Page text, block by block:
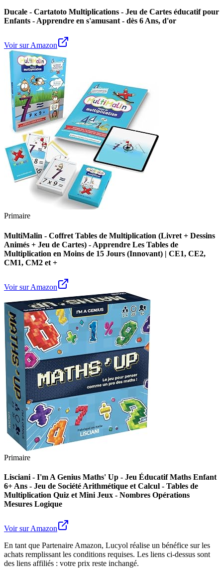
Ducale - Cartatoto Multiplications - Jeu de Cartes éducatif pour
Enfants - Apprendre en s'amusant - dès 6 Ans, d'or
Voir sur Amazon
Primaire
MultiMalin - Coffret Tables de Multiplication (Livret + Dessins
Animés + Jeu de Cartes) - Apprendre Les Tables de
Multiplication en Moins de 15 Jours (Innovant) | CE1, CE2,
CM1, CM2 et +
Voir sur Amazon
Primaire
Lisciani - I'm A Genius Maths' Up - Jeu Éducatif Maths Enfant
6+ Ans - Jeu de Société Arithmétique et Calcul - Tables de
Multiplication Quiz et Mini Jeux - Nombres Opérations
Mesures Logique
Voir sur Amazon
En tant que Partenaire Amazon, Lucyol réalise un bénéfice sur les
achats remplissant les conditions requises. Les liens ci-dessus sont
des liens affiliés : votre prix reste inchangé.